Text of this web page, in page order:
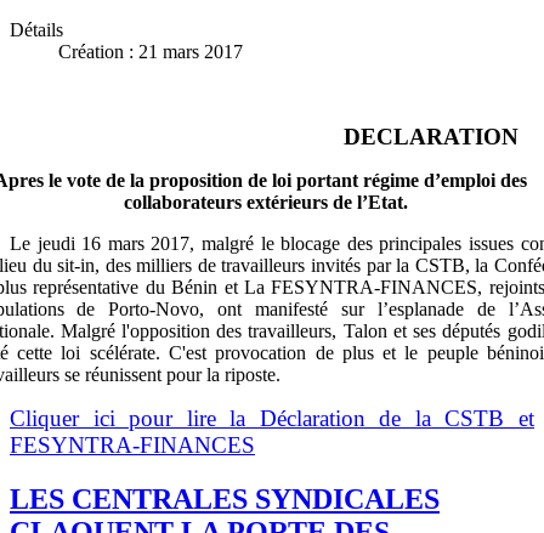
Détails
Création : 21 mars 2017
DECLARATION
le vote de la proposition de loi portant régime d’emploi des
collaborateurs extérieurs de l’Etat.
Le jeudi 16 mars 2017, malgré le blocage des principales issues
du sit-in, des milliers de travailleurs invités par la CSTB, la
représentative du Bénin et La FESYNTRA-FINANCES,
de Porto-Novo, ont manifesté sur l’esplanade de
Malgré l'opposition des travailleurs, Talon et ses députés
cette loi scélérate. C'est provocation de plus et le peuple
se réunissent pour la riposte.
Cliquer ici pour lire la Déclaration de la CSTB et
FESYNTRA-FINANCES
LES CENTRALES SYNDICALES